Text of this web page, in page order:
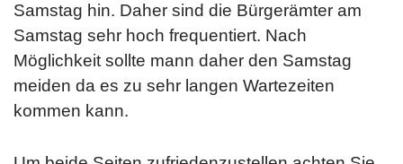
Samstag hin. Daher sind die Bürgerämter am
Samstag sehr hoch frequentiert. Nach
Möglichkeit sollte mann daher den Samstag
meiden da es zu sehr langen Wartezeiten
kommen kann.